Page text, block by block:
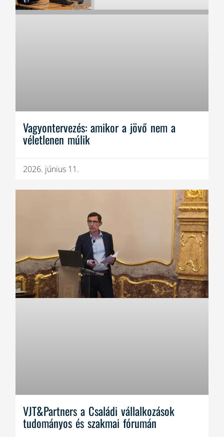
Vagyontervezés: amikor a jövő nem a
véletlenen múlik
2026. június 11.
VJT&Partners a Családi vállalkozások
tudományos és szakmai fórumán